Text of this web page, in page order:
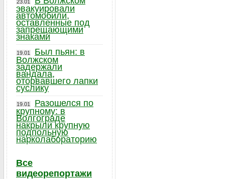
23.01
эвакуировали
автомобили,
оставленные под
запрещающими
знаками
19.01
Был пьян: в
Волжском
задержали
вандала,
оторвавшего лапки
суслику
19.01
Разошелся по
крупному: в
Волгограде
накрыли крупную
подпольную
нарколабораторию
Все
видеорепортажи